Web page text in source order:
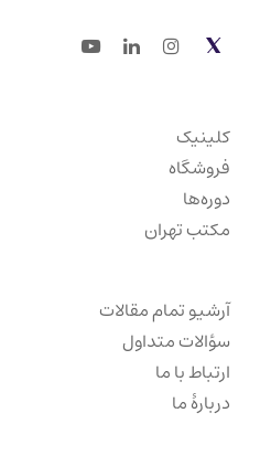
Twitter
Instagram
LinkedIn
Youtube
کلینیک
فروشگاه
دوره‌ها
مکتب تهران
آرشیو تمام مقالات
سؤالات متداول
ارتباط با ما
دربارهٔ ما